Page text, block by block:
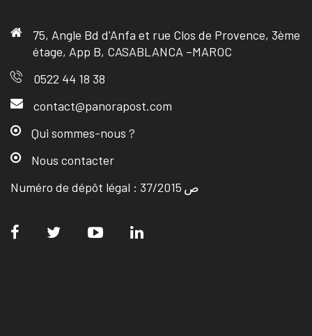
75, Angle Bd d'Anfa et rue Clos de Provence, 3ème
étage, App B, CASABLANCA –MAROC
0522 44 18 38
contact@panorapost.com
Qui sommes-nous ?
Nous contacter
Numéro de dépôt légal : ص 37/2015